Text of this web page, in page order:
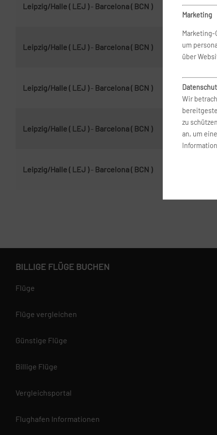
Leipzig/Halle ( LEJ )- Barcelona ( BCN ) 16.
Leipzig/Halle ( LEJ )- Barcelona ( BCN ) 21.
Leipzig/Halle ( LEJ )- Barcelona ( BCN ) 29.
Leipzig/Halle ( LEJ )- Barcelona ( BCN )
Leipzig/Halle ( LEJ )- Barcelona ( BCN )
Marketing
um
über
Wir
zu
an, um
BILLIGE FLÜGE BUCHEN
Flüge
Flüge vergleichen
Günstige Flüge
Billige Flüge
Vergleichsportal
Flughafen Informationen